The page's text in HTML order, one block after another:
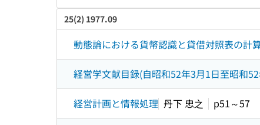
25(2) 1977.09
動態論における貨幣認識と貸借対照表の計
経営学文献目録(自昭和52年3月1日至昭和
経営計画と情報処理 丹下 忠之 p51～57